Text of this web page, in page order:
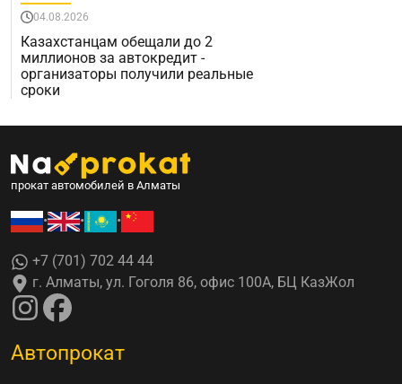
04.08.2026
Казахстанцам обещали до 2
миллионов за автокредит -
организаторы получили реальные
сроки
прокат автомобилей в Алматы
• • •
+7 (701) 702 44 44
г. Алматы, ул. Гоголя 86, офис 100А, БЦ КазЖол
Автопрокат